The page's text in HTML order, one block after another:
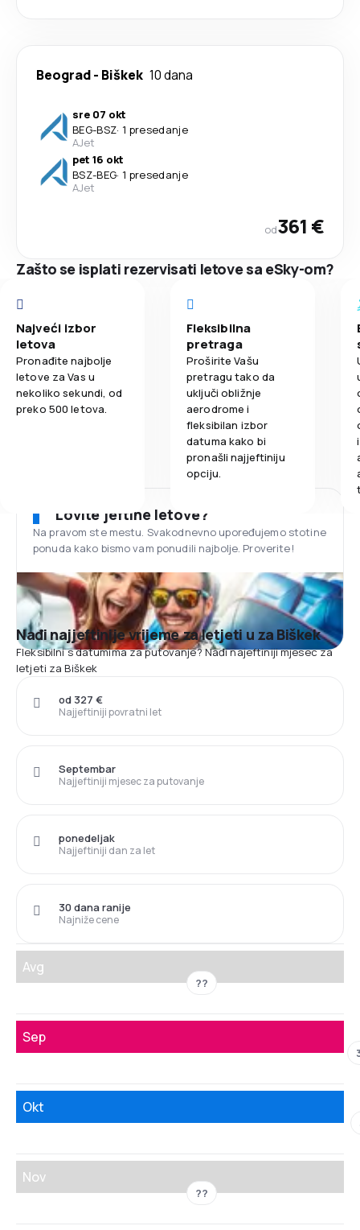
Beograd- Biškek 10 dana
sre 07 okt
BEG-BSZ· 1 presedanje
AJet
pet 16 okt
BSZ-BEG· 1 presedanje
AJet
od361 €
Zašto se isplati rezervisati letove sa eSky-om?
Najveći izbor
letova
Pronađite najbolje
letove za Vas u
nekoliko sekundi, od
preko 500 letova.
Fleksibilna
pretraga
Proširite Vašu
pretragu tako da
uključi obližnje
aerodrome i
fleksibilan izbor
datuma kako bi
pronašli najjeftiniju
opciju.
Lovite jeftine letove?
Na pravom ste mestu. Svakodnevno upoređujemo stotine
ponuda kako bismo vam ponudili najbolje. Proverite!
Nađi najjeftinije vrijeme za letjeti u za Biškek
Fleksibilni s datumima za putovanje? Nađi najeftiniji mjesec za
letjeti za Biškek
Najjeftiniji povratni let
od 327 €
Najjeftiniji mjesec za putovanje
Septembar
Najjeftiniji dan za let
ponedeljak
Najniže cene
30 dana ranije
Avg
??
Sep
Okt
Nov
??